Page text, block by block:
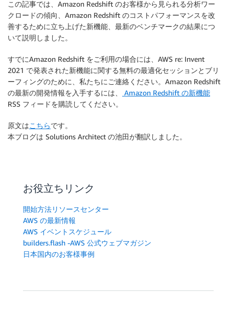
この記事では、Amazon Redshift のお客様から見られる分析ワー
クロードの傾向、Amazon Redshift のコストパフォーマンスを改
善するために立ち上げた新機能、最新のベンチマークの結果につ
いて説明しました。
すでにAmazon Redshift をご利用の場合には、AWS re: Invent
2021 で発表された新機能に関する無料の最適化セッションとブリ
ーフィングのために、私たちにご連絡ください。Amazon Redshift
の最新の開発情報を入手するには、
Amazon Redshift の新機能
RSS フィードを購読してください。
原文はこちらです。
本ブログは Solutions Architect の池田が翻訳しました。
お役立ちリンク
開始方法リソースセンター
AWS の最新情報
AWS イベントスケジュール
builders.flash -AWS 公式ウェブマガジン
日本国内のお客様事例